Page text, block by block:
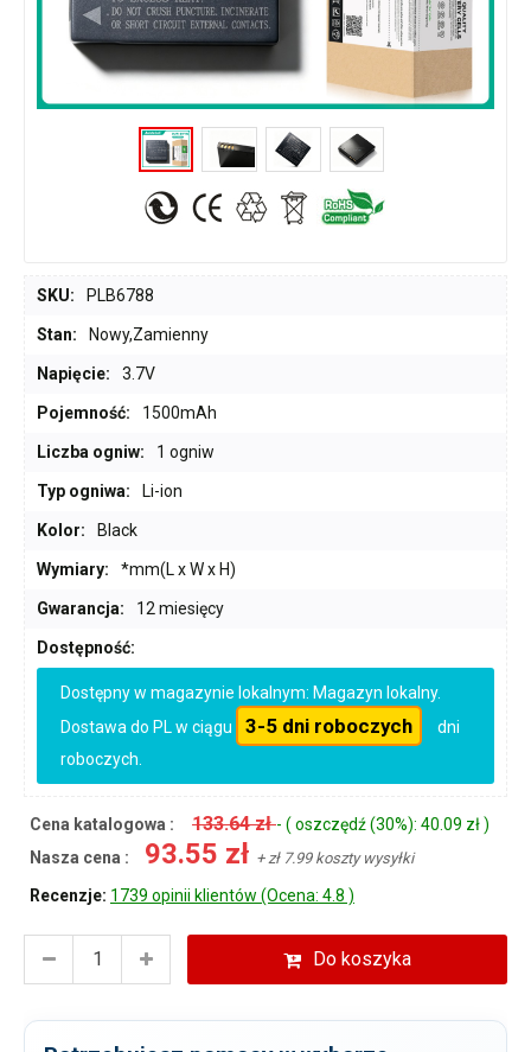
SKU: PLB6788
Stan: Nowy,Zamienny
Napięcie: 3.7V
Pojemność: 1500mAh
Liczba ogniw: 1 ogniw
Typ ogniwa: Li-ion
Kolor: Black
Wymiary: *mm(L x W x H)
Gwarancja: 12 miesięcy
Dostępność:
Dostępny w magazynie lokalnym: Magazyn lokalny.
Dostawa do PL w ciągu
3-5 dni roboczych
dni
roboczych.
Cena katalogowa : 133.64 zł- ( oszczędź (30%): 40.09 zł )
Nasza cena :
93.55 zł + zł 7.99 koszty wysyłki
Recenzje: 1739 opinii klientów (Ocena: 4.8 )
Do koszyka